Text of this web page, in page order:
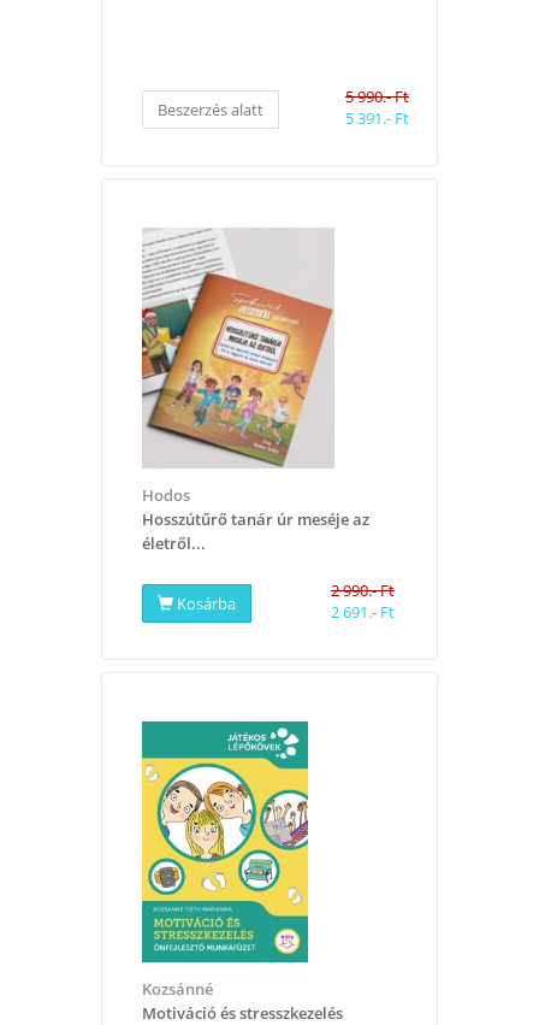
Beszerzés alatt
5 990.- Ft
5 391.- Ft
Hodos
Hosszútűrő tanár úr meséje az
életről...
Kosárba
2 990.- Ft
2 691.- Ft
Kozsánné
​Motiváció és stresszkezelés